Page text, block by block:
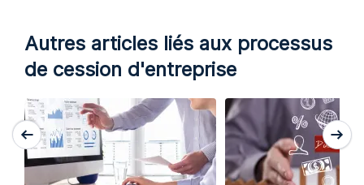
Autres articles liés aux processus
de cession d'entreprise